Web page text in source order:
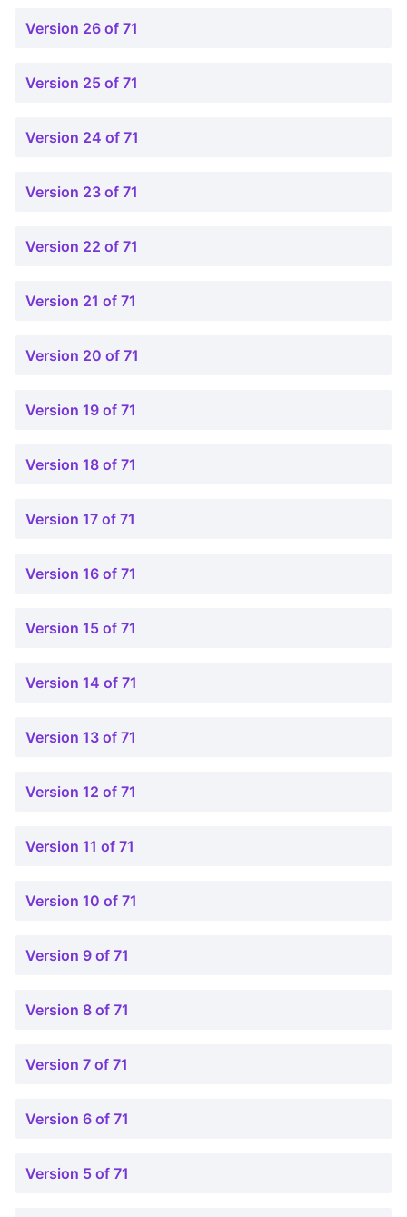
Version 26 of 71
Version 25 of 71
Version 24 of 71
Version 23 of 71
Version 22 of 71
Version 21 of 71
Version 20 of 71
Version 19 of 71
Version 18 of 71
Version 17 of 71
Version 16 of 71
Version 15 of 71
Version 14 of 71
Version 13 of 71
Version 12 of 71
Version 11 of 71
Version 10 of 71
Version 9 of 71
Version 8 of 71
Version 7 of 71
Version 6 of 71
Version 5 of 71